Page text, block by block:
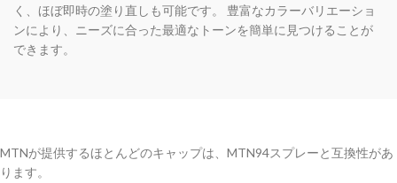
く、ほぼ即時の塗り直しも可能です。 豊富なカラーバリエーショ
ンにより、ニーズに合った最適なトーンを簡単に見つけることが
できます。
MTNが提供するほとんどのキャップは、MTN94スプレーと互換性があ
ります。